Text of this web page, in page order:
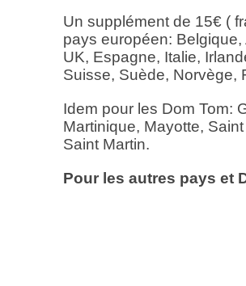
Un supplément de 15€ (
pays européen:
UK, Espagne, Italie,
Suisse, Suède, Norvège,
Idem pour les Dom Tom:
Martinique, Mayotte,
Saint Martin.
Pour les autres pays et